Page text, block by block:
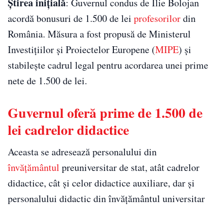
acordă bonusuri de 1.500 de lei profesorilordin
România. Măsura a fost propusă deMinisterul
Investițiilor și Proiectelor Europene (MIPE) și
stabilește cadrul legal pentru acordarea unei prime
nete de 1.500 de lei.
Guvernul oferă prime de 1.500 de
lei cadrelor didactice
Aceasta se adresează personalului din
învățământul preuniversitar de stat, atât cadrelor
didactice, cât și celor didactice auxiliare, dar și
personalului didactic din învățământul universitar